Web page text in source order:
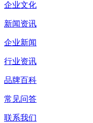
企业文化
新闻资讯
企业新闻
行业资讯
品牌百科
常见问答
联系我们